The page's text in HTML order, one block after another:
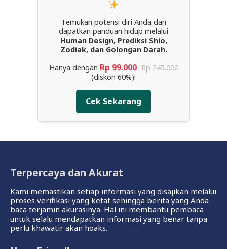
Temukan potensi diri Anda dan
dapatkan panduan hidup melalui
Human Design, Prediksi Shio,
Zodiak, dan Golongan Darah.
Hanya dengan Rp 99.000 Rp 245.000
(diskon 60%)!
Cek Sekarang
Terpercaya dan Akurat
Kami memastikan setiap informasi yang disajikan melalui
proses verifikasi yang ketat sehingga berita yang Anda
baca terjamin akurasinya. Hal ini membantu pembaca
untuk selalu mendapatkan informasi yang benar tanpa
perlu khawatir akan hoaks.